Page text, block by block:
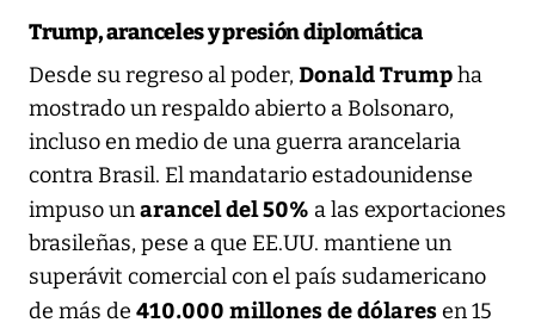
Trump, aranceles y presión diplomática
Desde su regreso al poder, Donald Trumpha
mostrado un respaldo abierto a Bolsonaro,
incluso en medio de una guerra arancelaria
contra Brasil. El mandatario estadounidense
impuso unarancel del 50% a las exportaciones
brasileñas, pese a que EE.UU. mantiene un
superávit comercial con el país sudamericano
de más de 410.000 millones de dólaresen 15